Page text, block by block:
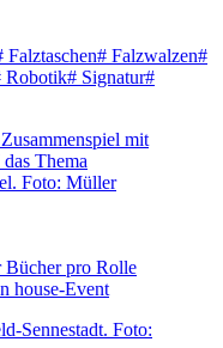
Falztaschen# Falzwalzen#
Robotik# Signatur#
pro Rolle
house-Event